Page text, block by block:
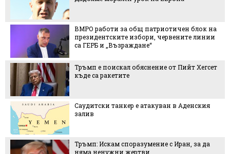
ВМРО работи за общ патриотичен блок на
президентските избори, червените линии
са ГЕРБ и „Възраждане“
Тръмп е поискал обяснение от Пийт Хегсет
къде са ракетите
Саудитски танкер е атакуван в Аденския
залив
Тръмп: Искам споразумение с Иран, за да
няма ненужни жертви